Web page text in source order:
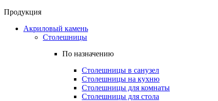
Продукция
Акриловый камень
Столешницы
По назначению
Столешницы в санузел
Столешницы на кухню
Столешницы для комнаты
Столешницы для стола